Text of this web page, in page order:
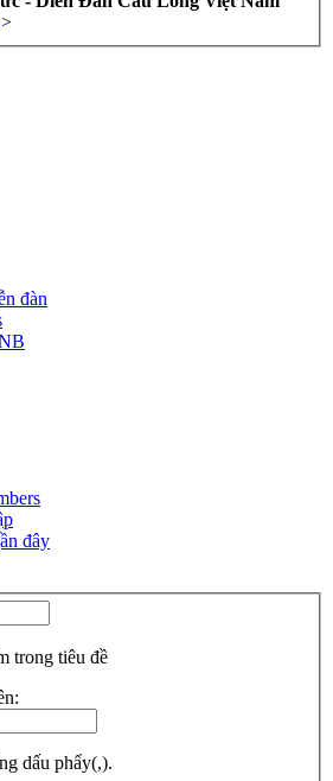
>
đàn
đây
trong tiêu đề
dấu phẩy(,).